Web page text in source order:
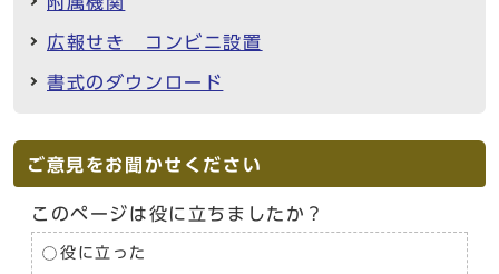
広報せき コンビニ設置
書式のダウンロード
ご意見をお聞かせください
このページは役に立ちましたか？
役に立った